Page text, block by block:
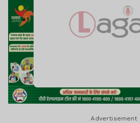
Advertisement